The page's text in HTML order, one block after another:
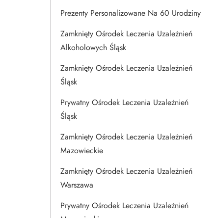
Prezenty Personalizowane Na 60 Urodziny
Zamknięty Ośrodek Leczenia Uzależnień
Alkoholowych Śląsk
Zamknięty Ośrodek Leczenia Uzależnień
Śląsk
Prywatny Ośrodek Leczenia Uzależnień
Śląsk
Zamknięty Ośrodek Leczenia Uzależnień
Mazowieckie
Zamknięty Ośrodek Leczenia Uzależnień
Warszawa
Prywatny Ośrodek Leczenia Uzależnień